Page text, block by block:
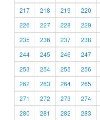
217
218 219 220
226
227 228 229
235
236 237 238
244
245 246 247
253
254 255 256
262
263 264 265
271
272 273 274
280
281 282 283